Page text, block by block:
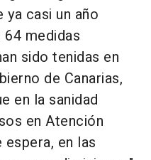
casi un año
medidas
sido tenidas en
de Canarias,
en la sanidad
en Atención
en las